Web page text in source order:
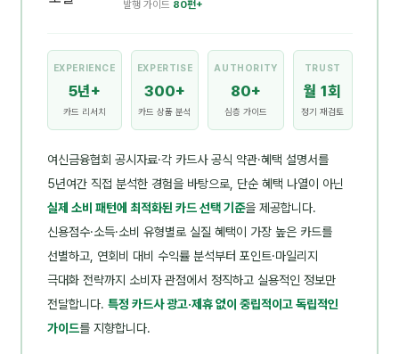
발행 가이드 80편+
EXPERIENCE
5년+
카드 리서치
EXPERTISE
300+
카드 상품 분석
AUTHORITY
80+
심층 가이드
TRUST
월 1회
정기 재검토
여신금융협회 공시자료·각 카드사 공식 약관·혜택 설명서를
5년여간 직접 분석한 경험을 바탕으로, 단순 혜택 나열이 아닌
실제 소비 패턴에 최적화된 카드 선택 기준을 제공합니다.
신용점수·소득·소비 유형별로 실질 혜택이 가장 높은 카드를
선별하고, 연회비 대비 수익률 분석부터 포인트·마일리지
극대화 전략까지 소비자 관점에서 정직하고 실용적인 정보만
전달합니다. 특정 카드사 광고·제휴 없이 중립적이고 독립적인
가이드를 지향합니다.